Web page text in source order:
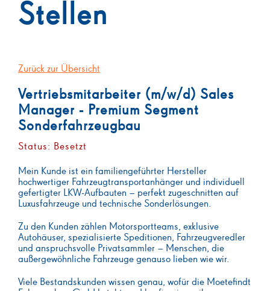
Stellen
Zurück zur Übersicht
Vertriebsmitarbeiter (m/w/d) Sales
Manager - Premium Segment
Sonderfahrzeugbau
Status: Besetzt
Mein Kunde ist ein familiengeführter Hersteller
hochwertiger Fahrzeugtransportanhänger und individuell
gefertigter LKW-Aufbauten – perfekt zugeschnitten auf
Luxusfahrzeuge und technische Sonderlösungen.
Zu den Kunden zählen Motorsportteams, exklusive
Autohäuser, spezialisierte Speditionen, Fahrzeugveredler
und anspruchsvolle Privatsammler – Menschen, die
außergewöhnliche Fahrzeuge genauso lieben wie wir.
Viele Bestandskunden wissen genau, wofür die Moetefindt